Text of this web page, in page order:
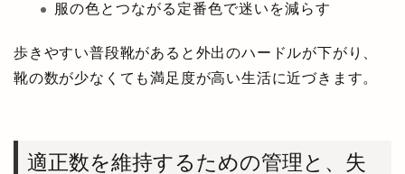
服の色とつながる定番色で迷いを減らす
歩きやすい普段靴があると外出のハードルが下がり、
靴の数が少なくても満足度が高い生活に近づきます。
適正数を維持するための管理と、失